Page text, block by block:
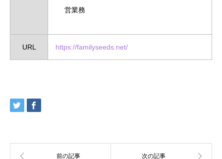
営業務
URL https://familyseeds.net/